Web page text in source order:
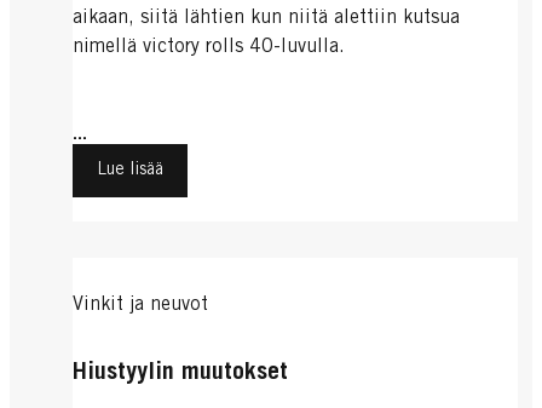
aikaan, siitä lähtien kun niitä alettiin kutsua
nimellä victory rolls 40-luvulla.
...
Lue lisää
Vinkit ja neuvot
Hiustyylin muutokset